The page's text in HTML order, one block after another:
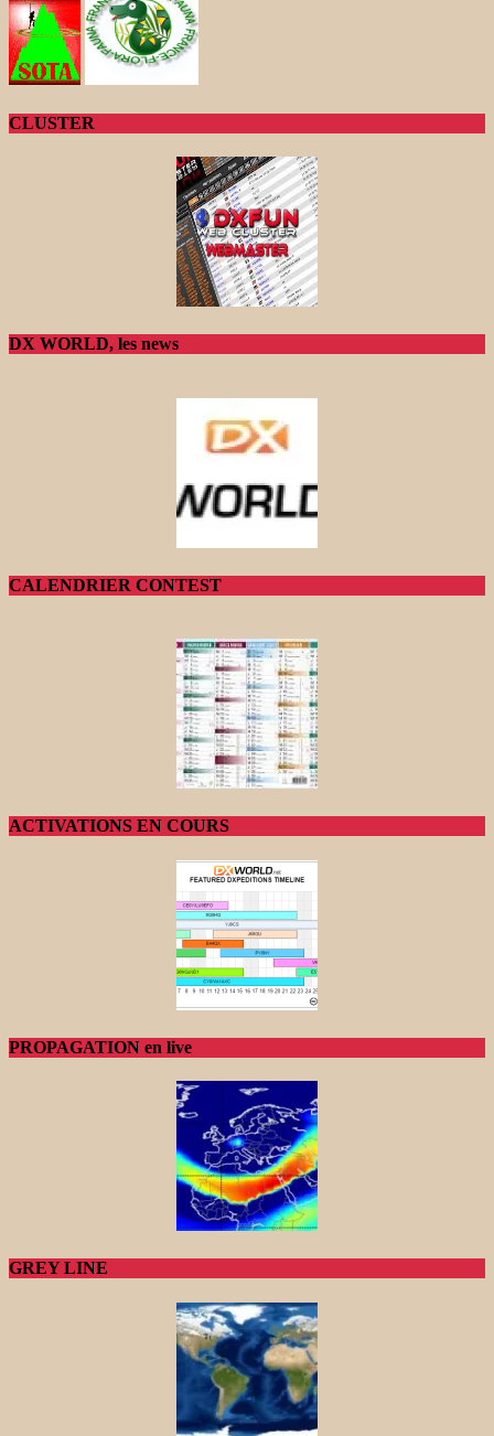
CLUSTER
DX WORLD, les news
CALENDRIER CONTEST
ACTIVATIONS EN COURS
PROPAGATION en live
GREY LINE